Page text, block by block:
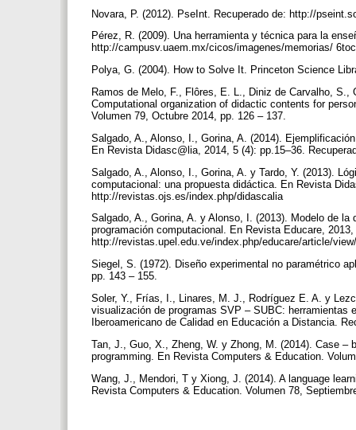
Novara, P. (2012). PseInt. Recuperado de: http://
Pérez, R. (2009). Una herramienta y técnica para la
http://campusv.uaem.mx/cicos/imagenes/memorias/
Polya, G. (2004). How to Solve It. Princeton Science
Ramos de Melo, F., Flôres, E. L., Diniz de Carvalho,
Computational organization of didactic contents for
Volumen 79, Octubre 2014, pp. 126 – 137.
Salgado, A., Alonso, I., Gorina, A. (2014).
En Revista Didasc@lia, 2014, 5 (4): pp.15–36.
Salgado, A., Alonso, I., Gorina, A. y Tardo, Y. (2013).
computacional: una propuesta didáctica. En Revista
http://revistas.ojs.es/index.php/didascalia
Salgado, A., Gorina, A. y Alonso, I. (2013). Modelo de
programación computacional. En Revista Educare,
http://revistas.upel.edu.ve/index.php/educare/article/
Siegel, S. (1972). Diseño experimental no paramétrico
pp. 143 – 155.
Soler, Y., Frías, I., Linares, M. J., Rodríguez E. A. y
visualización de programas SVP – SUBC: herramientas
Iberoamericano de Calidad en Educación a Distancia.
Tan, J., Guo, X., Zheng, W. y Zhong, M. (2014). Case –
programming. En Revista Computers & Education.
Wang, J., Mendori, T y Xiong, J. (2014). A language
Revista Computers & Education. Volumen 78,